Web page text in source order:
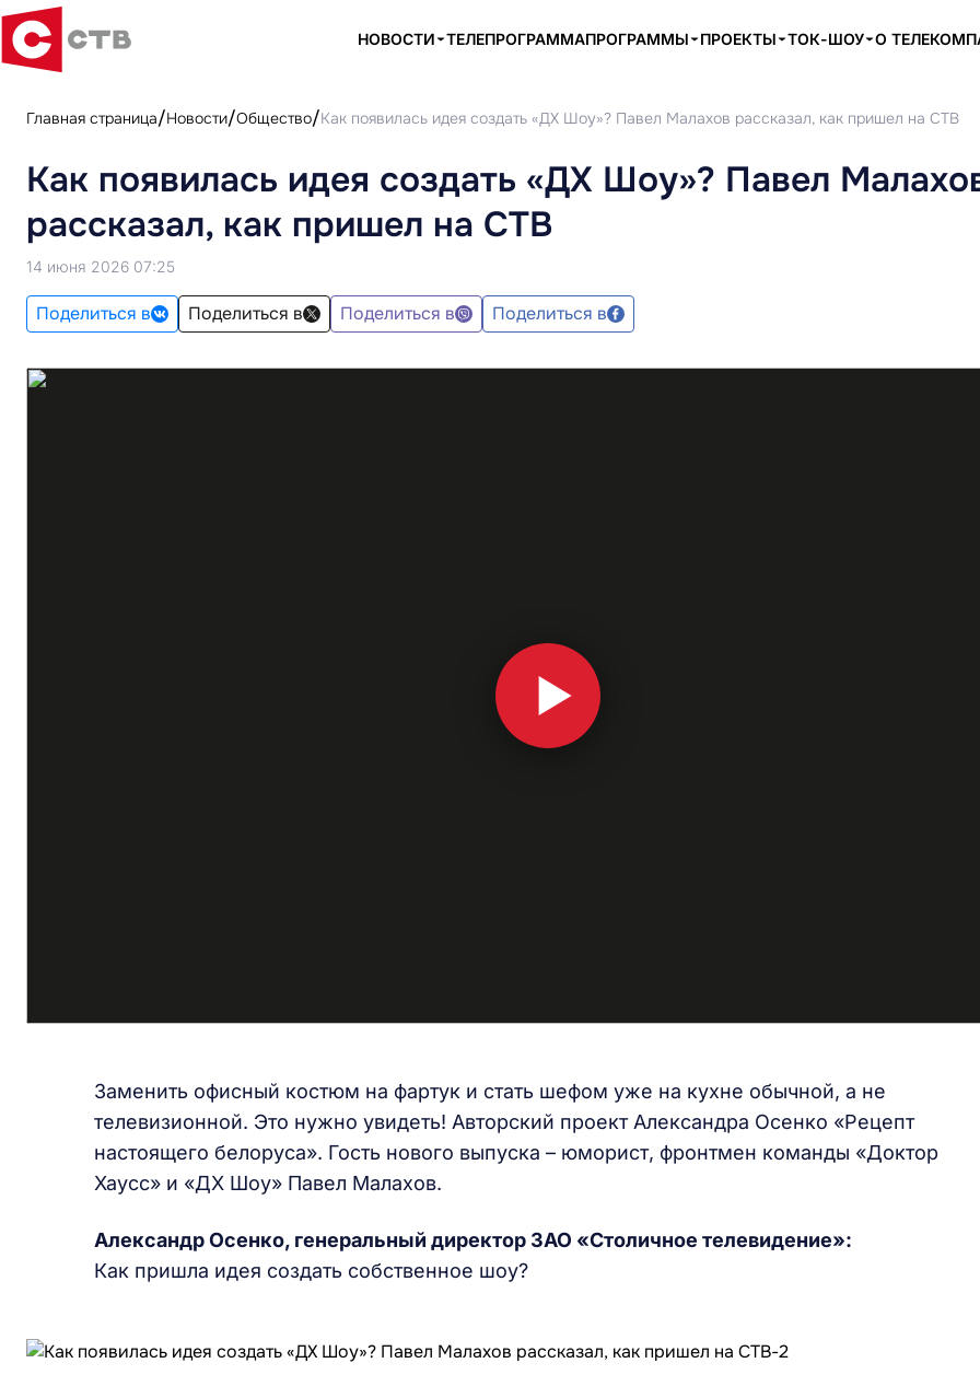
НОВОСТИ ТЕЛЕПРОГРАММАПРОГРАММЫ ПРОЕКТЫ ТОК-ШОУ О
Главная страница Новости Общество Как появилась идея создать «ДХ Шоу»? Павел Малахов рассказал, как пришел на СТВ
Как появилась идея создать «ДХ Шоу»? Павел
рассказал, как пришел на СТВ
14 июня 2026 07:25
Поделиться в Поделиться в Поделиться в Поделиться в
Заменить офисный костюм на фартук и стать шефом уже на кухне обычной, а не
телевизионной. Это нужно увидеть! Авторский проект Александра Осенко «Рецепт
настоящего белоруса». Гость нового выпуска – юморист, фронтмен команды «Доктор
Хаусс» и «ДХ Шоу» Павел Малахов.
Александр Осенко, генеральный директор ЗАО «Столичное телевидение»:
Как пришла идея создать собственное шоу?